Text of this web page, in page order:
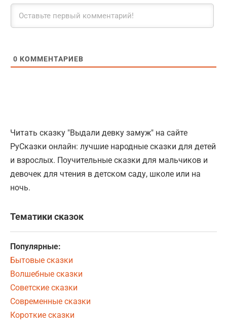
0 КОММЕНТАРИЕВ
Читать сказку "Выдали девку замуж" на сайте
РуСказки онлайн: лучшие народные сказки для детей
и взрослых. Поучительные сказки для мальчиков и
девочек для чтения в детском саду, школе или на
ночь.
Тематики сказок
Популярные:
Бытовые сказки
Волшебные сказки
Советские сказки
Современные сказки
Короткие сказки